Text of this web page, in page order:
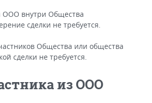
ООО внутри Общества
сделки не требуется.
Общества или общества
сделки не требуется.
из ООО